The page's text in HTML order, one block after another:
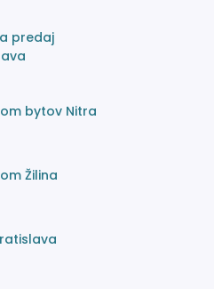
predaj
bytov Nitra
Žilina